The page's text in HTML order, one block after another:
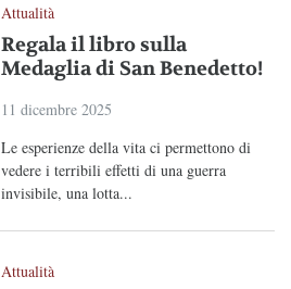
Attualità
Regala il libro sulla
Medaglia di San Benedetto!
11 dicembre 2025
Le esperienze della vita ci permettono di
vedere i terribili effetti di una guerra
invisibile, una lotta...
Attualità